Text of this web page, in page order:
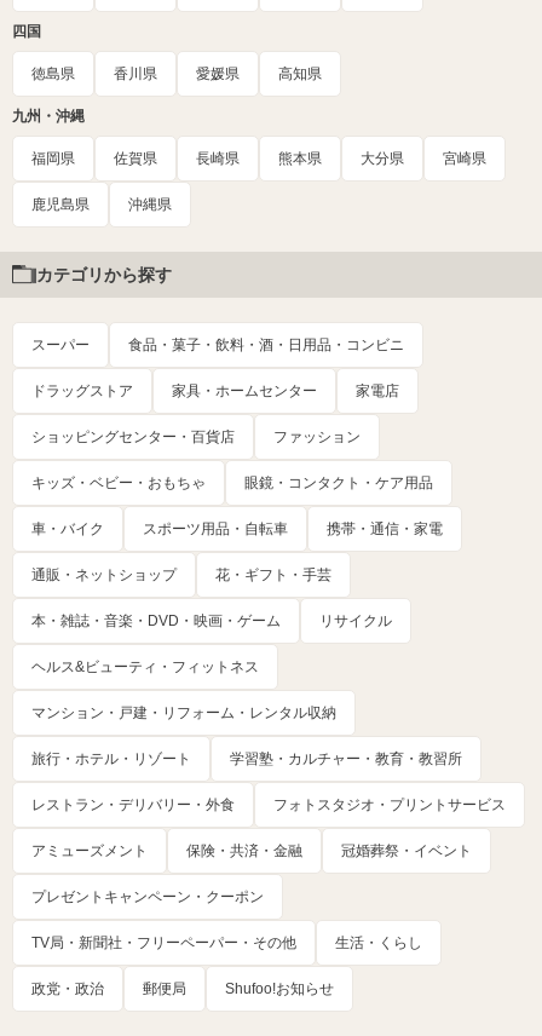
四国
徳島県 香川県 愛媛県 高知県
九州・沖縄
福岡県 佐賀県 長崎県 熊本県 大分県 宮崎県
鹿児島県 沖縄県
カテゴリから探す
スーパー 食品・菓子・飲料・酒・日用品・コンビニ
ドラッグストア 家具・ホームセンター 家電店
ショッピングセンター・百貨店 ファッション
キッズ・ベビー・おもちゃ 眼鏡・コンタクト・ケア用品
車・バイク スポーツ用品・自転車 携帯・通信・家電
通販・ネットショップ 花・ギフト・手芸
本・雑誌・音楽・DVD・映画・ゲーム リサイクル
ヘルス&ビューティ・フィットネス
マンション・戸建・リフォーム・レンタル収納
旅行・ホテル・リゾート 学習塾・カルチャー・教育・教習所
レストラン・デリバリー・外食 フォトスタジオ・プリントサービス
アミューズメント 保険・共済・金融 冠婚葬祭・イベント
プレゼントキャンペーン・クーポン
TV局・新聞社・フリーペーパー・その他 生活・くらし
政党・政治 郵便局 Shufoo!お知らせ